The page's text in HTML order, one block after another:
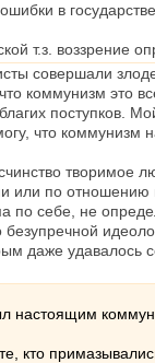
в
т.з. воззрение
совершали
коммунизм это
поступков.
что коммунизм
творимое
или по отношению
по себе, не
безупречной
даже
настоящим
кто